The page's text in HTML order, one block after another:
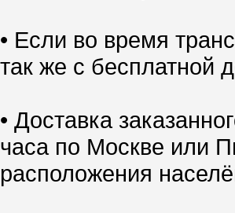
• Если во время
так же с бесплатной
• Доставка
часа по Москве или
расположения